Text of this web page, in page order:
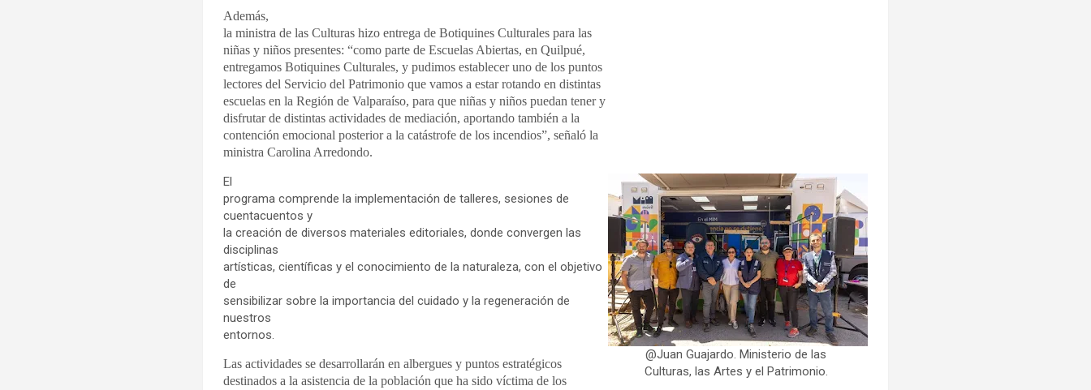
Además,
la ministra de las Culturas hizo entrega de Botiquines Culturales para las
niñas y niños presentes: “como parte de Escuelas Abiertas, en Quilpué,
entregamos Botiquines Culturales, y pudimos establecer uno de los puntos
lectores del Servicio del Patrimonio que vamos a estar rotando en distintas
escuelas en la Región de Valparaíso, para que niñas y niños puedan tener y
disfrutar de distintas actividades de mediación, aportando también a la
contención emocional posterior a la catástrofe de los incendios”, señaló la
ministra Carolina Arredondo.
@Juan Guajardo. Ministerio de las
Culturas, las Artes y el Patrimonio.
El
programa comprende la implementación de talleres, sesiones de
cuentacuentos y
la creación de diversos materiales editoriales, donde convergen las
disciplinas
artísticas, científicas y el conocimiento de la naturaleza, con el objetivo
de
sensibilizar sobre la importancia del cuidado y la regeneración de
nuestros
entornos.
Las actividades se desarrollarán en albergues y puntos estratégicos
destinados a la asistencia de la población que ha sido víctima de los